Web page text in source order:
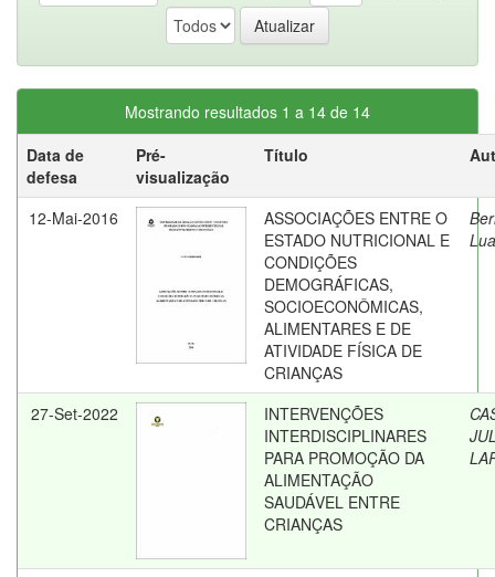
Mostrando resultados 1 a 14 de 14
Data de
defesa
Pré-
visualização
Título
12-Mai-2016
ASSOCIAÇÕES ENTRE O
ESTADO NUTRICIONAL E
CONDIÇÕES
DEMOGRÁFICAS,
SOCIOECONÔMICAS,
ALIMENTARES E DE
ATIVIDADE FÍSICA DE
CRIANÇAS
27-Set-2022
INTERVENÇÕES
INTERDISCIPLINARES
PARA PROMOÇÃO DA
ALIMENTAÇÃO
SAUDÁVEL ENTRE
CRIANÇAS